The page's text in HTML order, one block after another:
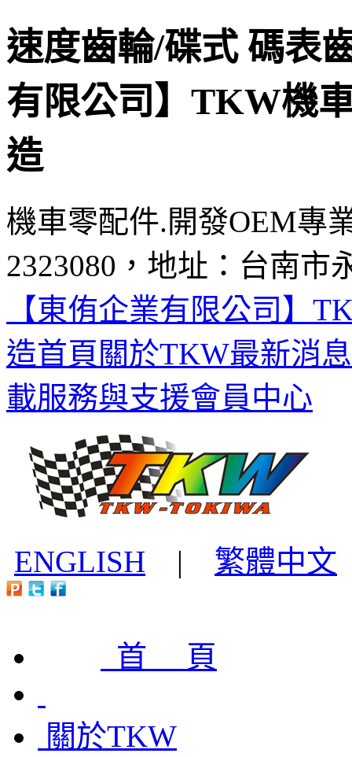
速度齒輪/碟式 碼表
有限公司】TKW機
造
機車零配件.開發OEM專
2323080，地址：台南市
【東侑企業有限公司】
造首頁 關於TKW最新消息
載服務與支援會員中心
ENGLISH | 繁體中文
首 頁
關於TKW